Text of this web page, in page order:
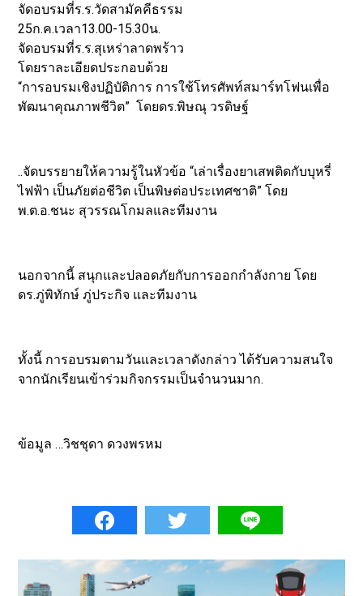
จัดอบรมที่ร.ร.วัดสามัคคีธรรม
25ก.ค.เวลา13.00-15.30น.
จัดอบรมที่ร.ร.สุเหร่าลาดพร้าว
โดยราละเอียดประกอบด้วย
“การอบรมเชิงปฏิบัติการ การใช้โทรศัพท์สมาร์ทโฟนเพื่อ
พัฒนาคุณภาพชีวิต” โดยดร.พิษณุ วรดิษฐ์
..จัดบรรยายให้ความรู้ในหัวข้อ “เล่าเรื่องยาเสพติดกับบุหรี่
ไฟฟ้า เป็นภัยต่อชีวิต เป็นพิษต่อประเทศชาติ” โดย
พ.ต.อ.ชนะ สุวรรณโกมลและทีมงาน
นอกจากนี้ สนุกและปลอดภัยกับการออกกำลังกาย โดย
ดร.ภู่พิทักษ์ ภู่ประกิจ และทีมงาน
ทั้งนี้ การอบรมตามวันและเวลาดังกล่าว ได้รับความสนใจ
จากนักเรียนเข้าร่วมกิจกรรมเป็นจำนวนมาก.
ข้อมูล …วิชชุดา ดวงพรหม